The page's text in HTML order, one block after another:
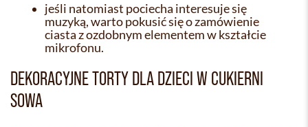
jeśli natomiast pociecha interesuje się
muzyką, warto pokusić się o zamówienie
ciasta z ozdobnym elementem w kształcie
mikrofonu.
DEKORACYJNE TORTY DLA DZIECI W CUKIERNI
SOWA